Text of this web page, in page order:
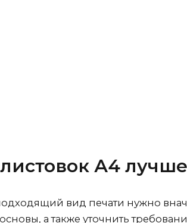
А4 лучше
вид печати нужно
а также уточнить